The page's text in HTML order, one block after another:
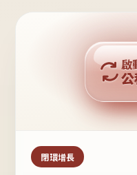
私域鐵粉
啟
閉環增長